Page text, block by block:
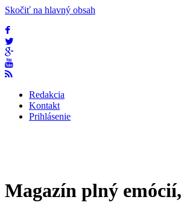
Skočiť na hlavný obsah
Redakcia
Kontakt
Prihlásenie
Magazín plný